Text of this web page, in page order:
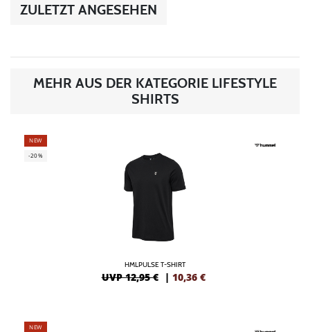
ZULETZT ANGESEHEN
MEHR AUS DER KATEGORIE LIFESTYLE
SHIRTS
NEW
-20%
HMLPULSE T-SHIRT
UVP 12,95 € | 10,36 €
NEW